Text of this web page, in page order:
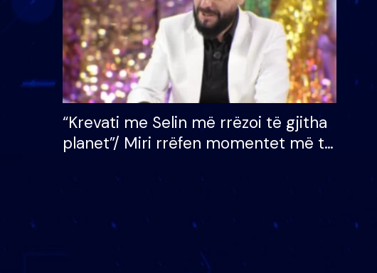
“Krevati me Selin më rrëzoi të gjitha
planet”/ Miri rrëfen momentet më të
mungojë zilja e mëngjesit kur…